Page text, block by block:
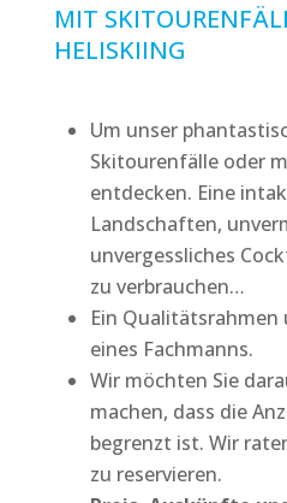
MIT
HELISKIING
Um unser
Skitourenfälle oder
entdecken. Eine
Landschaften,
unvergessliches
zu verbrauchen…
Ein Qualitätsrahmen
eines Fachmanns.
Wir möchten Sie
machen, dass die
begrenzt ist. Wir
zu reservieren.